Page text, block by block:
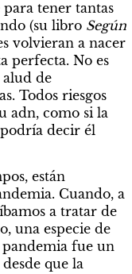
tener tantas
(su libro
Según
volvieran a nacer
perfecta. No es
de
Todos riesgos
adn, como si la
podría decir él
están
Cuando, a
a tratar de
una especie de
pandemia fue un
que la